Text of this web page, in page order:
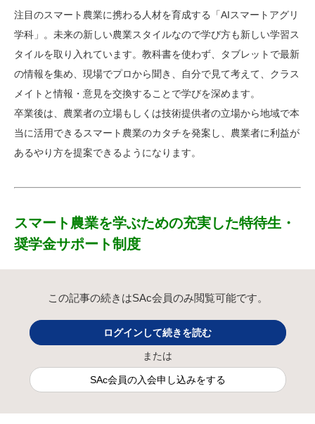
注目のスマート農業に携わる人材を育成する「AIスマートアグリ
学科」。未来の新しい農業スタイルなので学び方も新しい学習ス
タイルを取り入れています。教科書を使わず、タブレットで最新
の情報を集め、現場でプロから聞き、自分で見て考えて、クラス
メイトと情報・意見を交換することで学びを深めます。
卒業後は、農業者の立場もしくは技術提供者の立場から地域で本
当に活用できるスマート農業のカタチを発案し、農業者に利益が
あるやり方を提案できるようになります。
スマート農業を学ぶための充実した特待生・
奨学金サポート制度
この記事の続きはSAc会員のみ閲覧可能です。
ログインして続きを読む
または
SAc会員の入会申し込みをする